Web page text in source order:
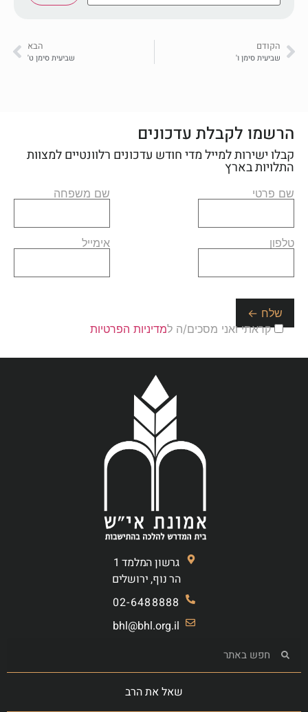
הקודם
שביעית סימן ו'
הבא
שביעית סימן ט'
הרשמו לקבלת עדכונים
קבלו ישירות למייל מדי חודש עדכונים רלוונטיים למצוות
התלויות בארץ
שם פרטי שם משפחה
טלפון אימייל
קראתי ואני מסכים/ה למדיניות הפרטיות
גרשון המלמד 1
הר נוף, ירושלים
02-6488888
bhl@bhl.org.il
שאל את הרב